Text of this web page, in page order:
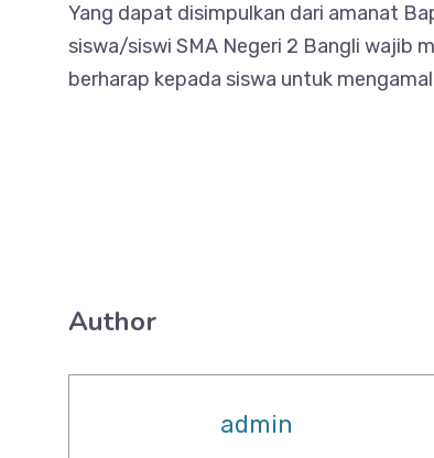
Yang dapat disimpulkan dari amanat
siswa/siswi SMA Negeri 2 Bangli wajib
berharap kepada siswa untuk
Author
admin